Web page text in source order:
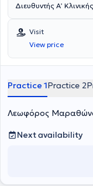
Διευθυντής Α’
Visit
View price
Practice 1Practice 2
Λεωφόρος
Next availability